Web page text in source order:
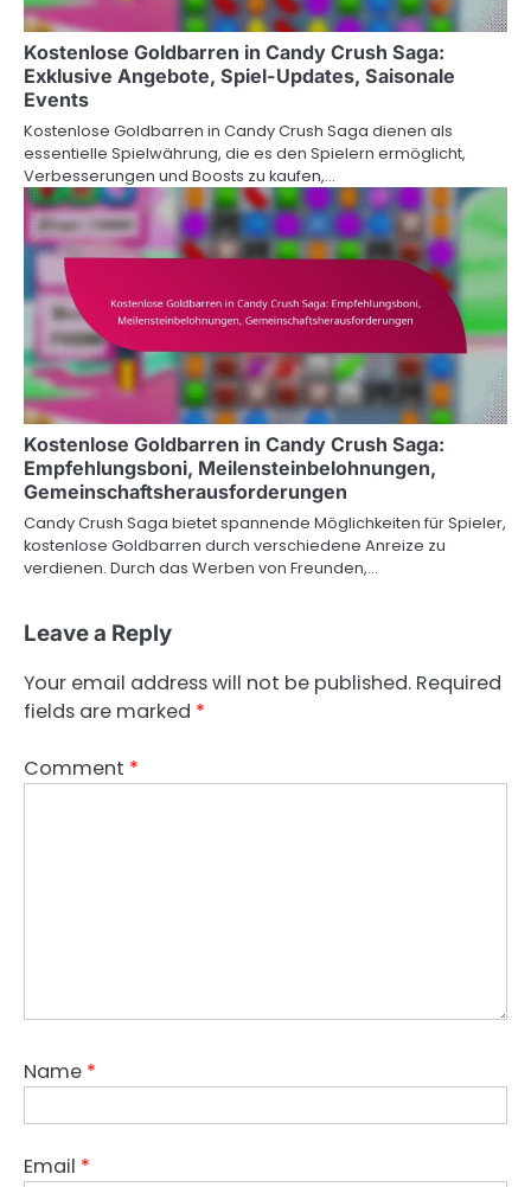
Kostenlose Goldbarren in Candy Crush Saga:
Exklusive Angebote, Spiel-Updates, Saisonale
Events
Kostenlose Goldbarren in Candy Crush Saga dienen als
essentielle Spielwährung, die es den Spielern ermöglicht,
Verbesserungen und Boosts zu kaufen,…
Kostenlose Goldbarren in Candy Crush Saga:
Empfehlungsboni, Meilensteinbelohnungen,
Gemeinschaftsherausforderungen
Candy Crush Saga bietet spannende Möglichkeiten für Spieler,
kostenlose Goldbarren durch verschiedene Anreize zu
verdienen. Durch das Werben von Freunden,…
Leave a Reply
Your email address will not be published. Required
fields are marked *
Comment *
Name *
Email *